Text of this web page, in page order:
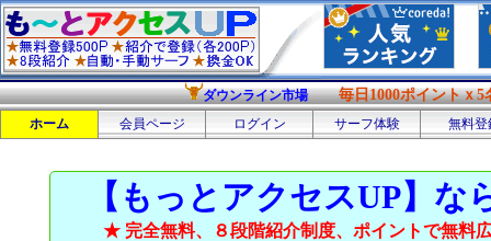
ダウンライン市場 毎日1000ポイントｘ5
ホーム 会員ページ ログイン サーフ体験 無料登
【もっとアクセスUP】な
★ 完全無料、８段階紹介制度、ポイントで無料